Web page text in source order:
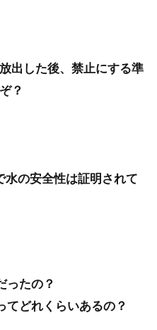
出した後、禁止にする準
？
水の安全性は証明されて
ったの？
てどれくらいあるの？